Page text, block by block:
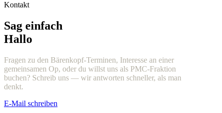
Kontakt
Sag einfach
Hallo
Fragen zu den Bärenkopf-Terminen, Interesse an einer
gemeinsamen Op, oder du willst uns als PMC-Fraktion
buchen? Schreib uns — wir antworten schneller, als man
denkt.
E-Mail schreiben